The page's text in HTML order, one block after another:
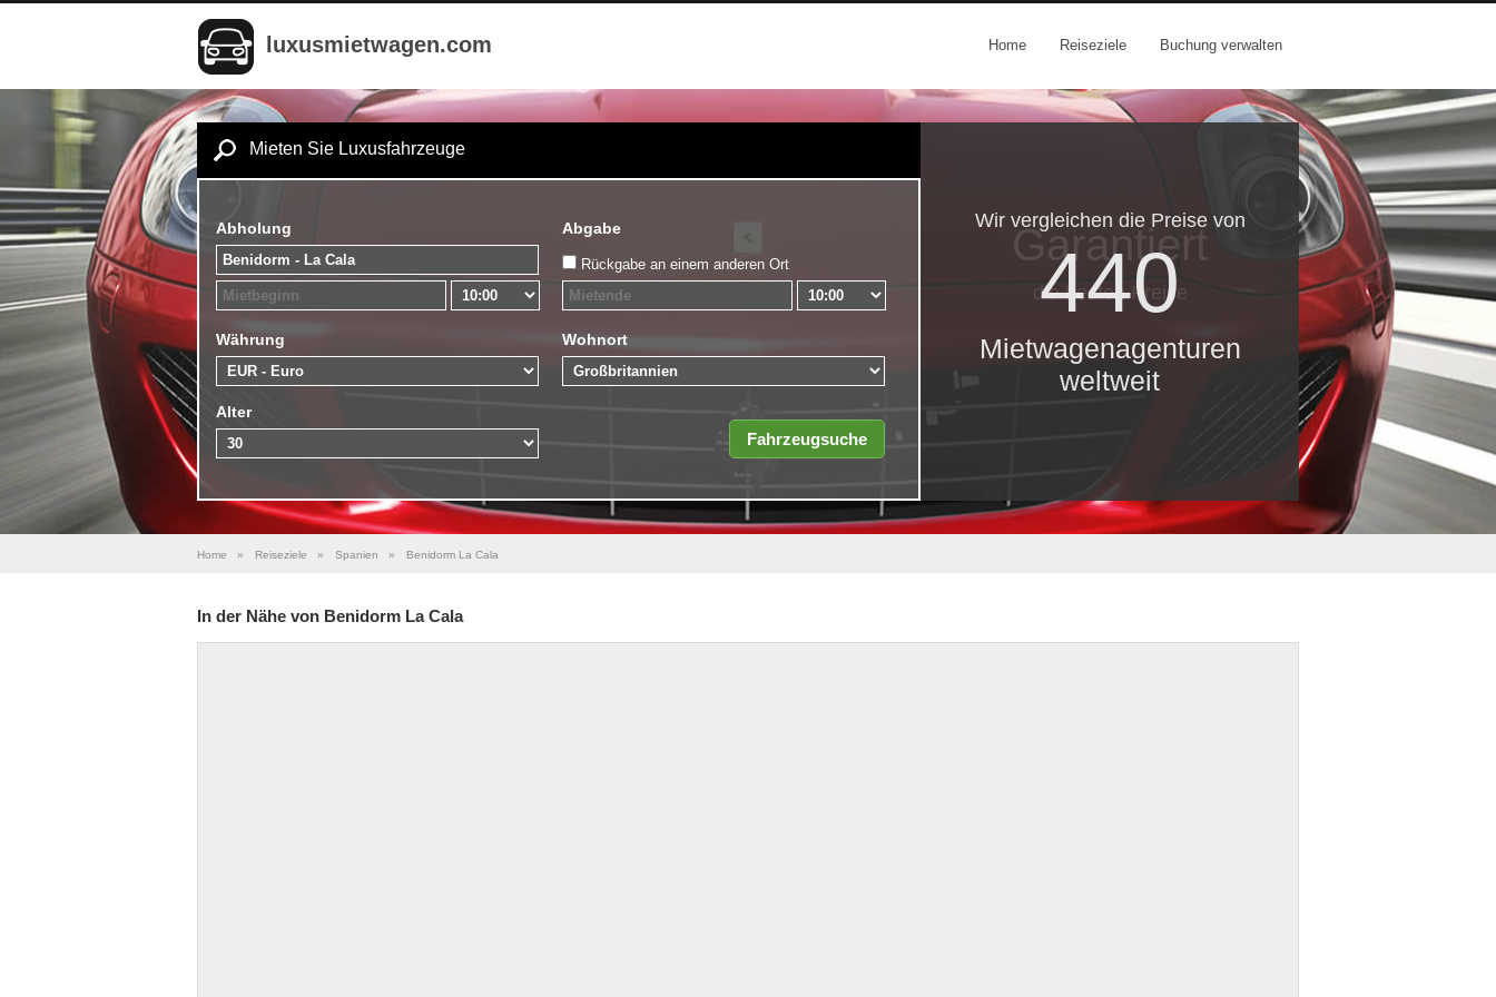
luxusmietwagen.com Home Reiseziele Buchung verwalten
Mieten Sie Luxusfahrzeuge
Abholung Abgabe
Rückgabe an einem anderen Ort
Währung Wohnort
Alter
Wir vergleichen die Preise von
440
Mietwagenagenturen
weltweit
Garantiert
die besten Preise
Home » Reiseziele » Spanien » Benidorm La Cala
In der Nähe von Benidorm La Cala